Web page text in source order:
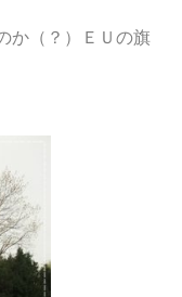
か（？）ＥＵの旗